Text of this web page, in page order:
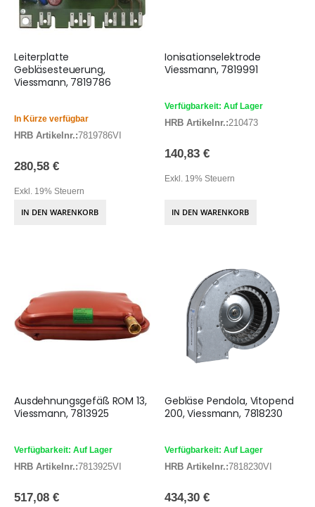
Leiterplatte
Gebläsesteuerung,
Viessmann, 7819786
In Kürze verfügbar
HRB Artikelnr.:7819786VI
280,58 €
Exkl. 19% Steuern
IN DEN WARENKORB
Ionisationselektrode
Viessmann, 7819991
Verfügbarkeit: Auf Lager
HRB Artikelnr.:210473
140,83 €
Exkl. 19% Steuern
IN DEN WARENKORB
Ausdehnungsgefäß ROM 13,
Viessmann, 7813925
Verfügbarkeit: Auf Lager
HRB Artikelnr.:7813925VI
517,08 €
Gebläse Pendola, Vitopend
200, Viessmann, 7818230
Verfügbarkeit: Auf Lager
HRB Artikelnr.:7818230VI
434,30 €